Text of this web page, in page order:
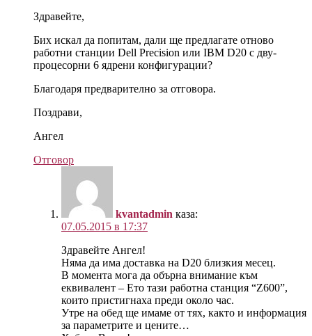
Здравейте,
Бих искал да попитам, дали ще предлагате отново
работни станции Dell Precision или IBM D20 с дву-
процесорни 6 ядрени конфигурации?
Благодаря предварително за отговора.
Поздрави,
Ангел
Отговор
kvantadmin каза:
07.05.2015 в 17:37
Здравейте Ангел!
Няма да има доставка на D20 близкия месец.
В момента мога да обърна внимание към
еквивалент – Ето тази работна станция “Z600”,
които пристигнаха преди около час.
Утре на обед ще имаме от тях, както и информация
за параметрите и цените…